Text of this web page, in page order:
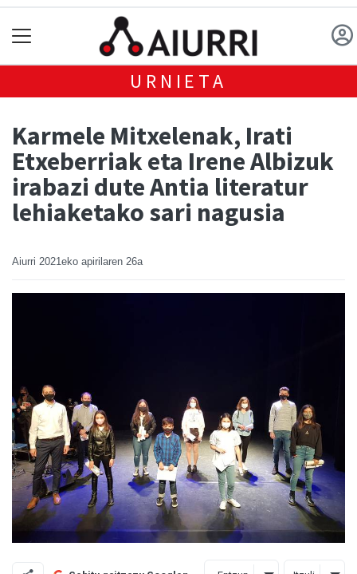
URNIETA
Karmele Mitxelenak, Irati
Etxeberriak eta Irene Albizuk
irabazi dute Antia literatur
lehiaketako sari nagusia
Aiurri 2021eko apirilaren 26a